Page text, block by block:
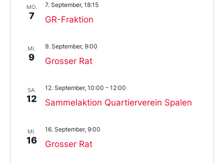
MO.
7 GR-Fraktion
7. September, 18:15
MI.
9 Grosser Rat
9. September, 9:00
SA.
12 Sammelaktion Quartierverein Spalen
12. September, 10:00 – 12:00
MI.
16 Grosser Rat
16. September, 9:00